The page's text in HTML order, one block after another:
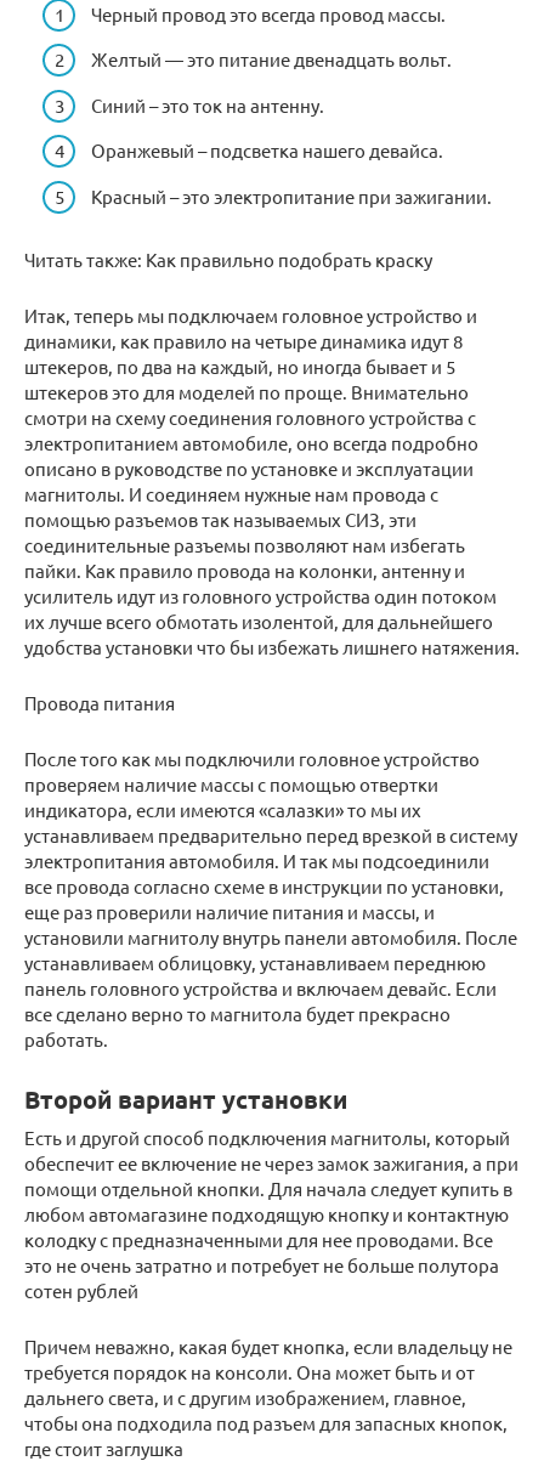
Черный провод это всегда провод массы.
Желтый — это питание двенадцать вольт.
Синий – это ток на антенну.
Оранжевый – подсветка нашего девайса.
Красный – это электропитание при зажигании.
Читать также: Как правильно подобрать краску
Итак, теперь мы подключаем головное устройство и
динамики, как правило на четыре динамика идут 8
штекеров, по два на каждый, но иногда бывает и 5
штекеров это для моделей по проще. Внимательно
смотри на схему соединения головного устройства с
электропитанием автомобиле, оно всегда подробно
описано в руководстве по установке и эксплуатации
магнитолы. И соединяем нужные нам провода с
помощью разъемов так называемых СИЗ, эти
соединительные разъемы позволяют нам избегать
пайки. Как правило провода на колонки, антенну и
усилитель идут из головного устройства один потоком
их лучше всего обмотать изолентой, для дальнейшего
удобства установки что бы избежать лишнего натяжения.
Провода питания
После того как мы подключили головное устройство
проверяем наличие массы с помощью отвертки
индикатора, если имеются «салазки» то мы их
устанавливаем предварительно перед врезкой в систему
электропитания автомобиля. И так мы подсоединили
все провода согласно схеме в инструкции по установки,
еще раз проверили наличие питания и массы, и
установили магнитолу внутрь панели автомобиля. После
устанавливаем облицовку, устанавливаем переднюю
панель головного устройства и включаем девайс. Если
все сделано верно то магнитола будет прекрасно
работать.
Второй вариант установки
Есть и другой способ подключения магнитолы, который
обеспечит ее включение не через замок зажигания, а при
помощи отдельной кнопки. Для начала следует купить в
любом автомагазине подходящую кнопку и контактную
колодку с предназначенными для нее проводами. Все
это не очень затратно и потребует не больше полутора
сотен рублей
Причем неважно, какая будет кнопка, если владельцу не
требуется порядок на консоли. Она может быть и от
дальнего света, и с другим изображением, главное,
чтобы она подходила под разъем для запасных кнопок,
где стоит заглушка